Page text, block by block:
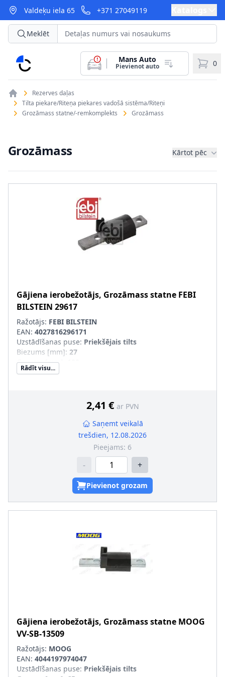
Valdeķu iela 65 +371 27049119
CarParts
Meklēt
Mans Auto
Pievienot auto 0
Rezerves daļas
Tilta piekare/Riteņa piekares vadošā sistēma/Riteņi
Grozāmass statne/-remkomplekts
Grozāmass
Grozāmass Kārtot pēc
Gājiena ierobežotājs, Grozāmass statne FEBI
BILSTEIN 29617
Ražotājs: FEBI BILSTEIN
EAN: 4027816296171
Uzstādīšanas puse: Priekšējais tilts
Biezums [mm]: 27
Garums [mm]
Platums [mm]
Attālums starp urbumiem [mm]
:65
Rādīt visu...
2,41 € ar PVN
Saņemt veikalā
trešdien, 12.08.2026
Pieejams: 6
- +
Pievienot grozam
Gājiena ierobežotājs, Grozāmass statne MOOG
VV-SB-13509
Ražotājs: MOOG
EAN: 4044197974047
Uzstādīšanas puse: Priekšējais tilts